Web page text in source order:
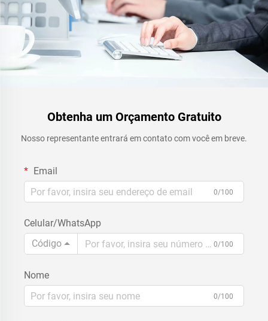
Obtenha um Orçamento Gratuito
Nosso representante entrará em contato com você em breve.
Email
0/100
Celular/WhatsApp
Código
0/100
Nome
0/100